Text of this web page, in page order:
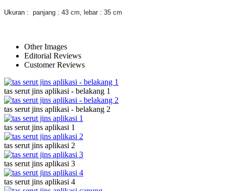
Ukuran : panjang : 43 cm, lebar : 35 cm
Other Images
Editorial Reviews
Customer Reviews
tas serut jins aplikasi - belakang 1
tas serut jins aplikasi - belakang 2
tas serut jins aplikasi 1
tas serut jins aplikasi 2
tas serut jins aplikasi 3
tas serut jins aplikasi 4